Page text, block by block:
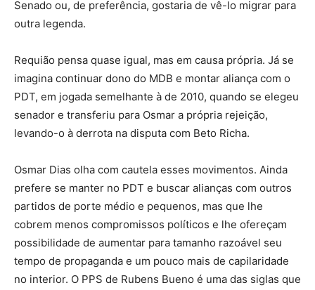
Senado ou, de preferência, gostaria de vê-lo migrar para
outra legenda.
Requião pensa quase igual, mas em causa própria. Já se
imagina continuar dono do MDB e montar aliança com o
PDT, em jogada semelhante à de 2010, quando se elegeu
senador e transferiu para Osmar a própria rejeição,
levando-o à derrota na disputa com Beto Richa.
Osmar Dias olha com cautela esses movimentos. Ainda
prefere se manter no PDT e buscar alianças com outros
partidos de porte médio e pequenos, mas que lhe
cobrem menos compromissos políticos e lhe ofereçam
possibilidade de aumentar para tamanho razoável seu
tempo de propaganda e um pouco mais de capilaridade
no interior. O PPS de Rubens Bueno é uma das siglas que